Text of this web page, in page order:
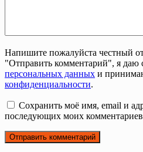
Напишите пожалуйста честный
"Отправить комментарий", я даю
персональных данных и
конфиденциальности.
Сохранить моё имя, email и
последующих моих